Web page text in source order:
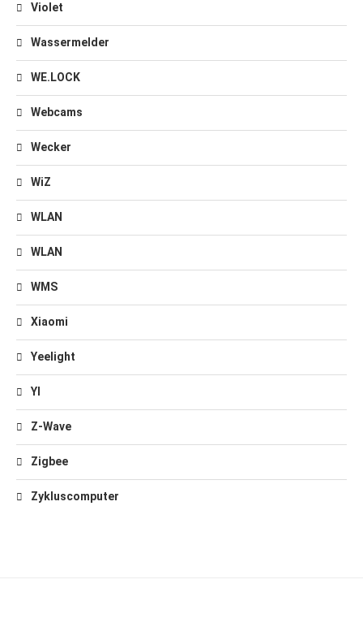
Violet
Wassermelder
WE.LOCK
Webcams
Wecker
WiZ
WLAN
WLAN
WMS
Xiaomi
Yeelight
YI
Z-Wave
Zigbee
Zykluscomputer